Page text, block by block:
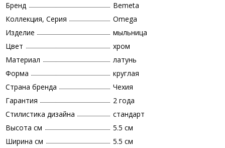
Бренд
Bemeta
Коллекция, Серия
Omega
Изделие
мыльница
Цвет
хром
Материал
латунь
Форма
круглая
Страна бренда
Чехия
Гарантия
2 года
Стилистика дизайна
стандарт
Высота см
5.5 см
Ширина см
5.5 см